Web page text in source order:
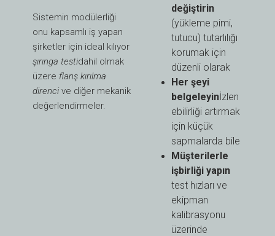
Sistemin modülerliği
onu kapsamlı iş yapan
şirketler için ideal kılıyor
şırınga testidahil olmak
üzere flanş kırılma
direnci ve diğer mekanik
değerlendirmeler.
değiştirin
(yükleme pimi,
tutucu) tutarlılığı
korumak için
düzenli olarak
Her şeyi
belgeleyinİzlen
ebilirliği artırmak
için küçük
sapmalarda bile
Müşterilerle
işbirliği yapın
test hızları ve
ekipman
kalibrasyonu
üzerinde